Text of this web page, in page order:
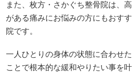
また、枚方・さかぐち整骨院は、
がある痛みにお悩みの方にもおす
院です。
一人ひとりの身体の状態に合わせ
ことで根本的な緩和やりたい事を